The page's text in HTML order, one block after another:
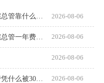
2026-08-06
2026-08-06
2026-08-06
2026-08-06